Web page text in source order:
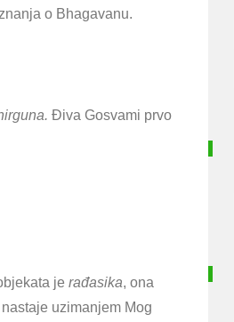
o Bhagavanu.
Điva Gosvami prvo
je rađasika, ona
uzimanjem Mog